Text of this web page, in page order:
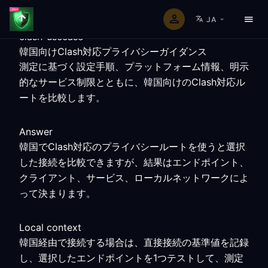
JA
clash-usecase
韓国向けClash対応プライバシーガイダンス
測定に基づく設定手順、プラットフォーム情報、明示
的なサービス制限とともに、韓国向けのClash対応ル
ートを比較します。
Answer
韓国でClash対応のプライバシールートを使うと選択
した接続を比較できますが、結果はエンドポイント、
クライアント、サービス、ローカルネットワークによ
って決まります。
Local context
韓国経由で接続する場合は、直接接続の基準値を記録
し、選択したエンドポイントを1つテストして、測定